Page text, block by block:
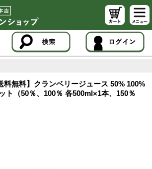
料無料】クランベリージュース 50% 100%
ト（50％、100％ 各500ml×1本、150％